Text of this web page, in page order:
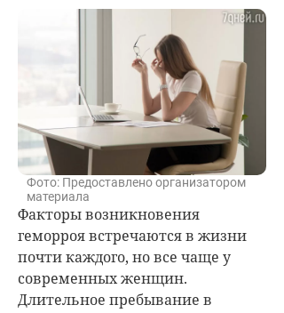
Фото: Предоставлено организатором
материала
Факторы возникновения
геморроя встречаются в жизни
почти каждого, но все чаще у
современных женщин.
Длительное пребывание в